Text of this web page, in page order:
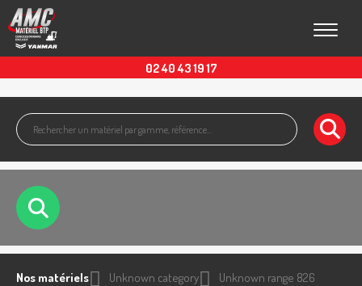
02 40 43 19 17
Nos matériels Unknown category Unknown range 826